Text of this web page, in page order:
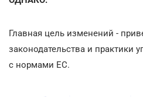
Главная цель изменений -
законодательства и практики
с нормами ЕС.